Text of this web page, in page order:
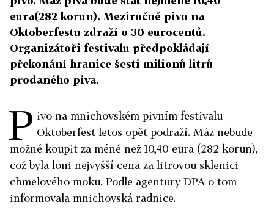
eura(282 korun). Meziročně pivo na
Oktoberfestu zdraží o 30 eurocentů.
Organizátoři festivalu předpokládají
překonání hranice šesti milionů litrů
prodaného piva.
P ivo na mnichovském pivním festivalu
Oktoberfest letos opět podraží. Máz nebude
možné koupit za méně než 10,40 eura (282 korun),
což byla loni nejvyšší cena za litrovou sklenici
chmelového moku. Podle agentury DPA o tom
informovala mnichovská radnice.